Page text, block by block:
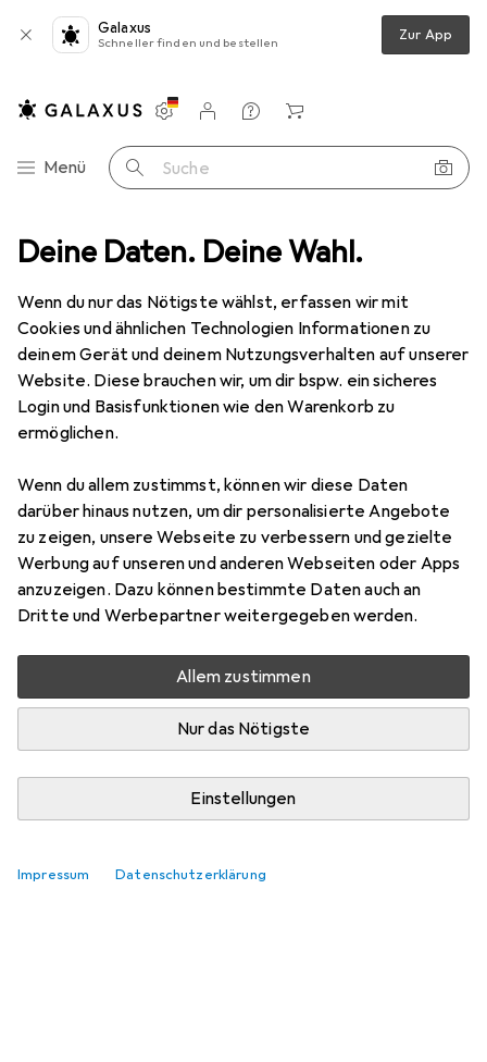
Deine Daten. Deine Wahl.
Wenn du nur das Nötigste wählst, erfassen wir mit
Cookies und ähnlichen Technologien Informationen zu
deinem Gerät und deinem Nutzungsverhalten auf unserer
Website. Diese brauchen wir, um dir bspw. ein sicheres
Login und Basisfunktionen wie den Warenkorb zu
ermöglichen.
Wenn du allem zustimmst, können wir diese Daten
darüber hinaus nutzen, um dir personalisierte Angebote
zu zeigen, unsere Webseite zu verbessern und gezielte
Werbung auf unseren und anderen Webseiten oder Apps
anzuzeigen. Dazu können bestimmte Daten auch an
Dritte und Werbepartner weitergegeben werden.
Allem zustimmen
Nur das Nötigste
Einstellungen
Impressum Datenschutzerklärung
Galaxus
Schneller finden und bestellen Zur App
Navigation nach Kategorien
Menü Suche
Einstellungen
Kundenkonto
Vergleichslisten
Merklisten
Warenkorb
Jugendbücher Rotfuchs Der aus den Docks
EUR
10,90
RotfuchsDer aus den Docks
Deutsch, 2024, Mario Giordano
Zubehör für Rotfuchs Der aus
den Docks
Relevanz
Produktliste
Keine Produkte gefunden